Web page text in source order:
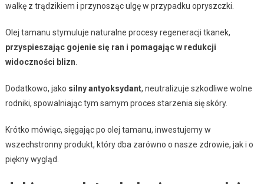
walkę z trądzikiem i przynosząc ulgę w przypadku opryszczki.
Olej tamanu stymuluje naturalne procesy regeneracji tkanek,
przyspieszając gojenie się ran i pomagając w redukcji
widoczności blizn
Dodatkowo, jako silny antyoksydant, neutralizuje szkodliwe wolne
rodniki, spowalniając tym samym proces starzenia się skóry.
Krótko mówiąc, sięgając po olej tamanu, inwestujemy w
wszechstronny produkt, który dba zarówno o nasze zdrowie, jak i o
piękny wygląd.